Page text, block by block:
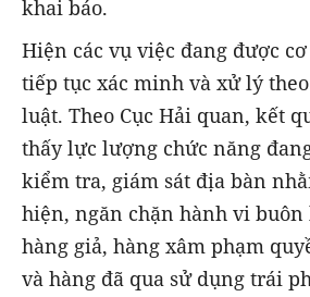
khai báo.
Hiện các vụ việc đang được
tiếp tục xác minh và xử lý
luật. Theo Cục Hải quan, kết
thấy lực lượng chức năng
kiểm tra, giám sát địa bàn
hiện, ngăn chặn hành vi buôn
hàng giả, hàng xâm phạm
và hàng đã qua sử dụng trái